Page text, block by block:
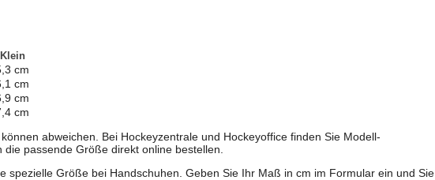
Klein
cm
cm
cm
cm
abweichen. Bei Hockeyzentrale und Hockeyoffice finden Sie Modell-
passende Größe direkt online bestellen.
spezielle Größe bei Handschuhen. Geben Sie Ihr Maß in cm im Formular ein und Sie